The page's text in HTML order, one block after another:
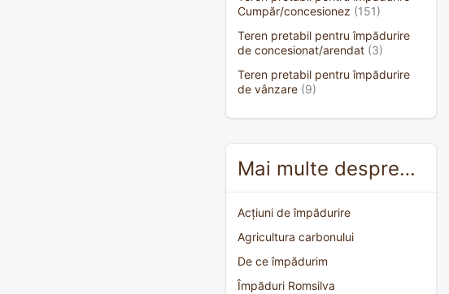
Cumpăr/concesionez (151)
Teren pretabil pentru împădurire
de concesionat/arendat (3)
Teren pretabil pentru împădurire
de vânzare (9)
Mai multe despre…
Acțiuni de împădurire
Agricultura carbonului
De ce împădurim
Împăduri Romsilva